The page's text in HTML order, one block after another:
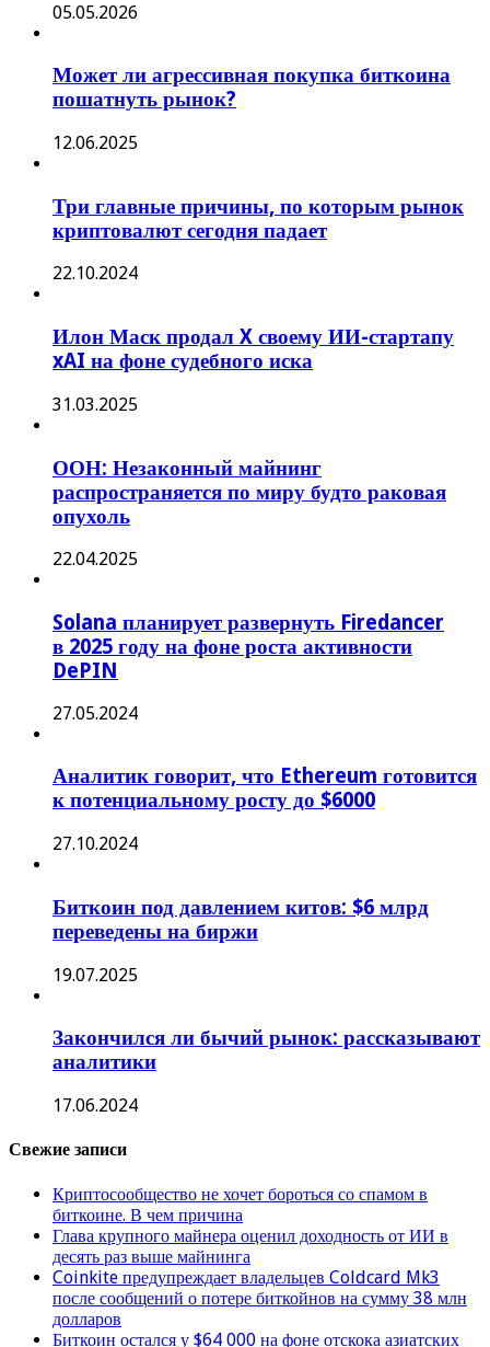
05.05.2026
Может ли агрессивная покупка биткоина
пошатнуть рынок?
12.06.2025
Три главные причины, по которым рынок
криптовалют сегодня падает
22.10.2024
Илон Маск продал X своему ИИ-стартапу
xAI на фоне судебного иска
31.03.2025
ООН: Незаконный майнинг
распространяется по миру будто раковая
опухоль
22.04.2025
Solana планирует развернуть Firedancer
в 2025 году на фоне роста активности
DePIN
27.05.2024
Аналитик говорит, что Ethereum готовится
к потенциальному росту до $6000
27.10.2024
Биткоин под давлением китов: $6 млрд
переведены на биржи
19.07.2025
Закончился ли бычий рынок: рассказывают
аналитики
17.06.2024
Свежие записи
Криптосообщество не хочет бороться со спамом в
биткоине. В чем причина
Глава крупного майнера оценил доходность от ИИ в
десять раз выше майнинга
Coinkite предупреждает владельцев Coldcard Mk3
после сообщений о потере биткойнов на сумму 38 млн
долларов
Биткоин остался у $64 000 на фоне отскока азиатских